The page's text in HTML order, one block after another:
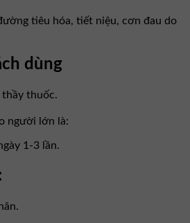
tiêu hóa, tiết niệu, cơn đau do
dùng
thầy thuốc.
người lớn là:
1-3 lần.